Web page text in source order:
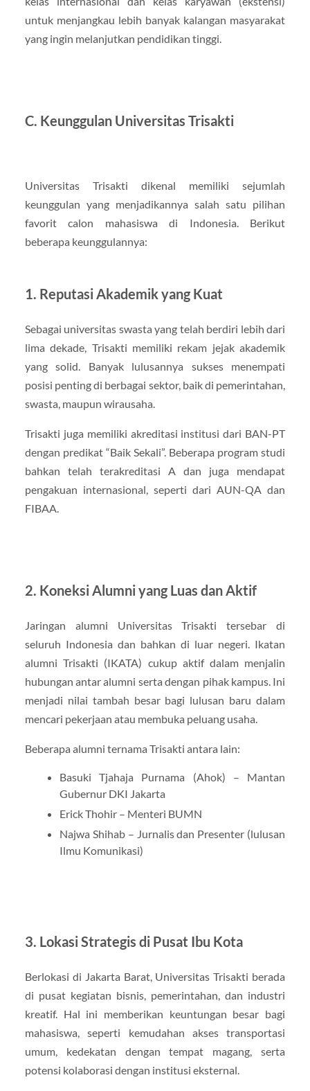
untuk menjangkau lebih banyak kalangan masyarakat
yang ingin melanjutkan pendidikan tinggi.
C. Keunggulan Universitas Trisakti
Universitas Trisakti dikenal memiliki sejumlah
keunggulan yang menjadikannya salah satu pilihan
favorit calon mahasiswa di Indonesia. Berikut
beberapa keunggulannya:
1. Reputasi Akademik yang Kuat
Sebagai universitas swasta yang telah berdiri lebih dari
lima dekade, Trisakti memiliki rekam jejak akademik
yang solid. Banyak lulusannya sukses menempati
posisi penting di berbagai sektor, baik di pemerintahan,
swasta, maupun wirausaha.
Trisakti juga memiliki akreditasi institusi dari BAN-PT
dengan predikat “Baik Sekali”. Beberapa program studi
bahkan telah terakreditasi A dan juga mendapat
pengakuan internasional, seperti dari AUN-QA dan
FIBAA.
2. Koneksi Alumni yang Luas dan Aktif
Jaringan alumni Universitas Trisakti tersebar di
seluruh Indonesia dan bahkan di luar negeri. Ikatan
alumni Trisakti (IKATA) cukup aktif dalam menjalin
hubungan antar alumni serta dengan pihak kampus. Ini
menjadi nilai tambah besar bagi lulusan baru dalam
mencari pekerjaan atau membuka peluang usaha.
Beberapa alumni ternama Trisakti antara lain:
Basuki Tjahaja Purnama (Ahok) – Mantan
Gubernur DKI Jakarta
Erick Thohir – Menteri BUMN
Najwa Shihab – Jurnalis dan Presenter (lulusan
Ilmu Komunikasi)
3. Lokasi Strategis di Pusat Ibu Kota
Berlokasi di Jakarta Barat, Universitas Trisakti berada
di pusat kegiatan bisnis, pemerintahan, dan industri
kreatif. Hal ini memberikan keuntungan besar bagi
mahasiswa, seperti kemudahan akses transportasi
umum, kedekatan dengan tempat magang, serta
potensi kolaborasi dengan institusi eksternal.